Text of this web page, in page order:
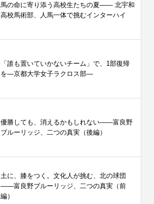
馬の命に寄り添う高校生たちの夏—— 北宇和
高校馬術部、人馬一体で挑むインターハイ
「誰も置いていかないチーム」で、1部復帰
を―京都大学女子ラクロス部―
優勝しても、消えるかもしれない――富良野
ブルーリッジ、二つの真実（後編）
土に、膝をつく。文化人が挑む、北の球団
――富良野ブルーリッジ、二つの真実（前
編）